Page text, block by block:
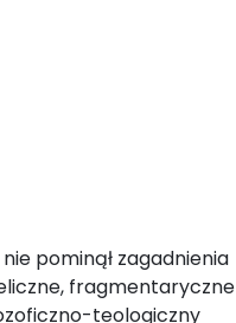
pominął zagadnienia
fragmentaryczne
teologiczny